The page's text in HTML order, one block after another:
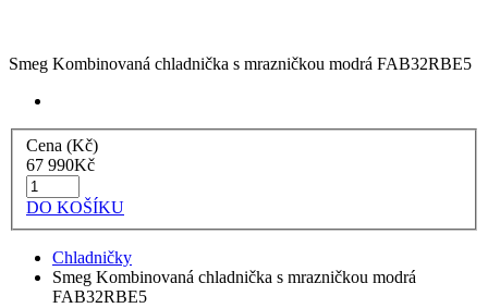
Smeg Kombinovaná chladnička s mrazničkou modrá FAB32RBE5
Cena (Kč)
67 990Kč
DO KOŠÍKU
Chladničky
Smeg Kombinovaná chladnička s mrazničkou modrá
FAB32RBE5